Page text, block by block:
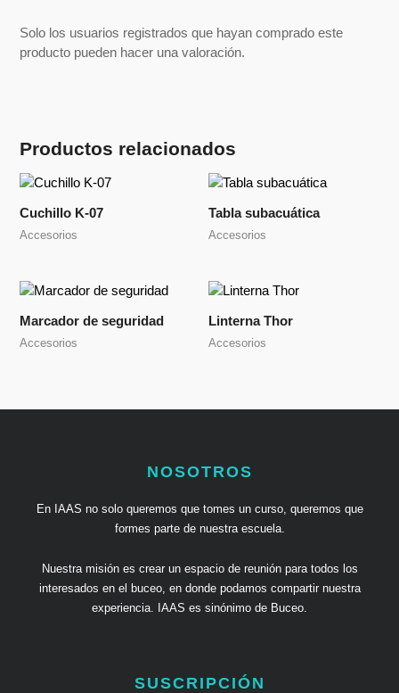
Solo los usuarios registrados que hayan comprado este
producto pueden hacer una valoración.
Productos relacionados
Cuchillo K-07
Accesorios
Tabla subacuática
Accesorios
Marcador de seguridad
Accesorios
Linterna Thor
Accesorios
NOSOTROS
En IAAS no solo queremos que tomes un curso, queremos que
formes parte de nuestra escuela.
Nuestra misión es crear un espacio de reunión para todos los
interesados en el buceo, en donde podamos compartir nuestra
experiencia. IAAS es sinónimo de Buceo.
SUSCRIPCIÓN